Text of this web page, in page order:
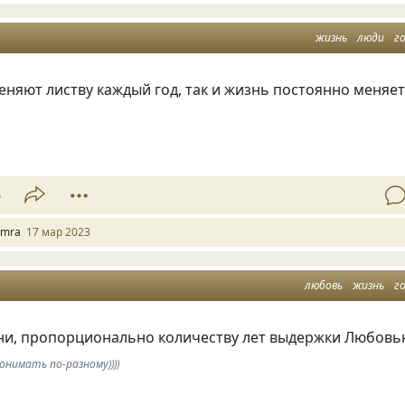
жизнь люди
листву каждый год, так и жизнь постоянно меняет
17 мар 2023
любовь жизнь
пропорционально количеству лет выдержки
по-разному))))